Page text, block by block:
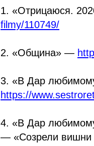
1. «Отрицаюся.
filmy/110749/
2. «Община» —
3. «В Дар
https://
4. «В Дар
— «Созрели вишни